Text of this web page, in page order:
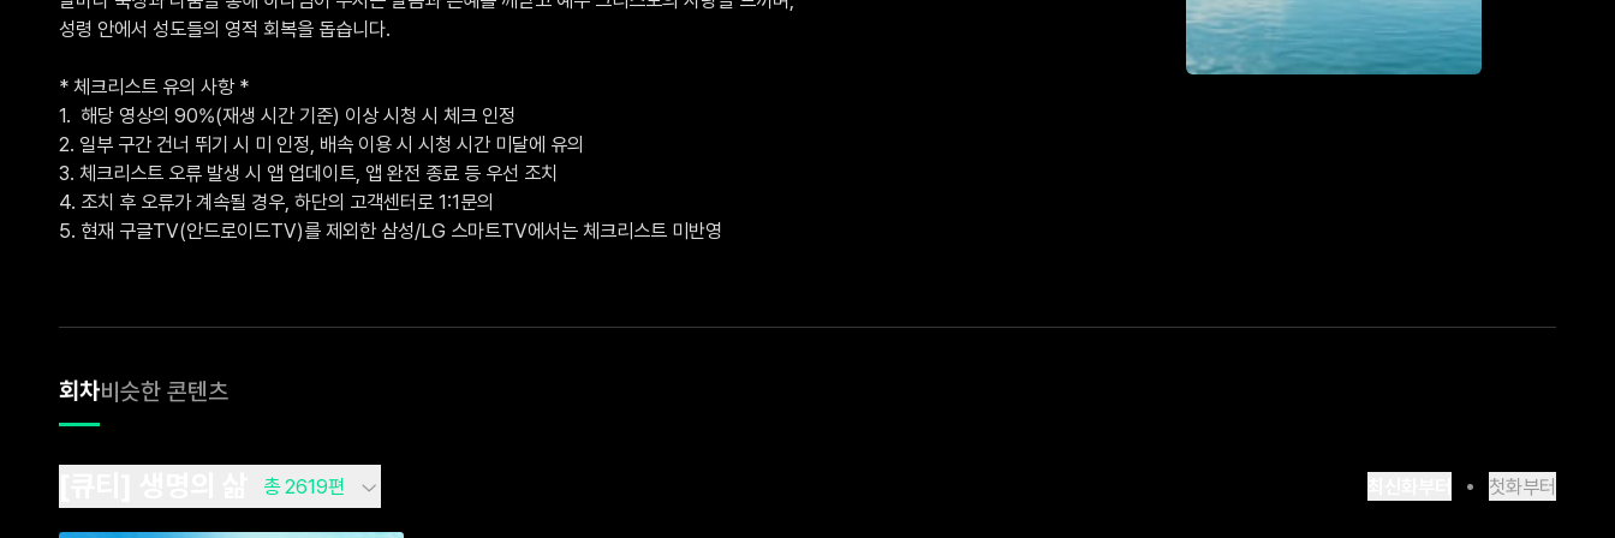
성령 안에서 성도들의 영적 회복을 돕습니다.
* 체크리스트 유의 사항 *
1.  해당 영상의 90%(재생 시간 기준) 이상 시청 시 체크 인정
2. 일부 구간 건너 뛰기 시 미 인정, 배속 이용 시 시청 시간 미달에 유의
3. 체크리스트 오류 발생 시 앱 업데이트, 앱 완전 종료 등 우선 조치
4. 조치 후 오류가 계속될 경우, 하단의 고객센터로 1:1문의
5. 현재 구글TV(안드로이드TV)를 제외한 삼성/LG 스마트TV에서는 체크리스트 미반영
회차비슷한 콘텐츠
총 2619편 첫화부터